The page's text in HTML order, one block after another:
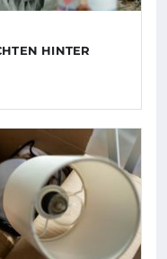
HINTER